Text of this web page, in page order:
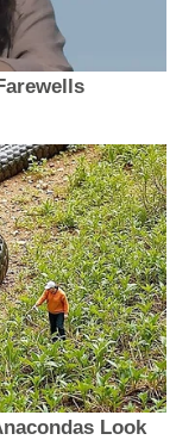
Look